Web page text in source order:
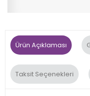
Ürün Açıklaması
Taksit Seçenekleri